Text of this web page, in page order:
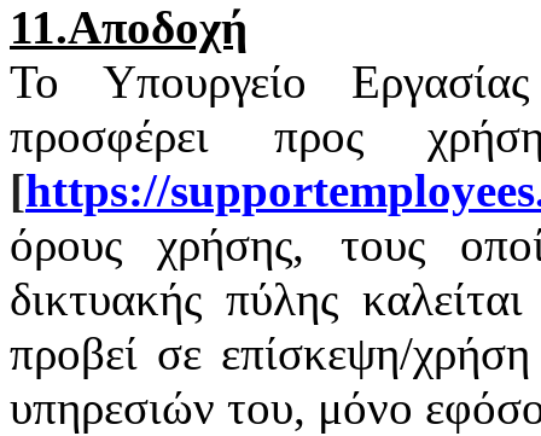
11.Αποδοχή
Το Υπουργείο
προσφέρει προς
[https://supportemployees
όρους χρήσης, τους
δικτυακής πύλης
προβεί σε επίσκεψη/
υπηρεσιών του, μόνο